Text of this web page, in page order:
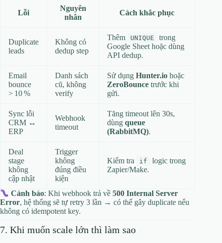
Lỗi
Nguyên
nhân
Cách khắc phục
Duplicate
leads
Không có
dedup step
Thêm UNIQUE
trong
Google Sheet hoặc dùng
API dedup.
Email
bounce
> 10 %
Danh sách
cũ, không
verify
Sử dụng Hunter.io hoặc
ZeroBounce trước khi
gửi.
Sync lỗi
CRM ↔
ERP
Webhook
timeout
Tăng timeout lên 30s,
dùng queue
(RabbitMQ).
Deal
stage
không
cập nhật
Trigger
không
đúng điều
kiện
Kiểm tra if
logic trong
Zapier/Make.
Cảnh báo: Khi webhook trả về500 Internal Server
Error, hệ thống sẽ tự retry 3 lần → có thể gây duplicate nếu
không có idempotent key.
7. Khi muốn scale lớn thì làm sao